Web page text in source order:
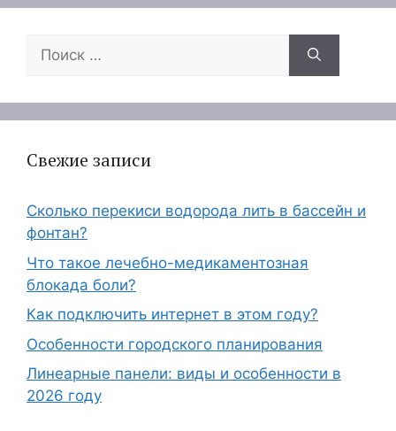
Поиск:
Свежие записи
Сколько перекиси водорода лить в бассейн и
фонтан?
Что такое лечебно-медикаментозная
блокада боли?
Как подключить интернет в этом году?
Особенности городского планирования
Линеарные панели: виды и особенности в
2026 году